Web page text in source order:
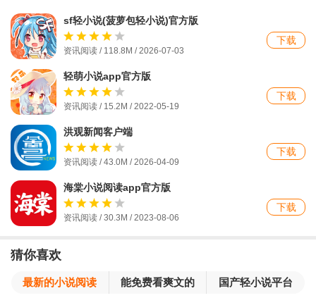
sf轻小说(菠萝包轻小说)官方版
资讯阅读 / 118.8M / 2026-07-03
下载
轻萌小说app官方版
资讯阅读 / 15.2M / 2022-05-19
下载
洪观新闻客户端
资讯阅读 / 43.0M / 2026-04-09
下载
海棠小说阅读app官方版
资讯阅读 / 30.3M / 2023-08-06
下载
猜你喜欢
最新的小说阅读
能免费看爽文的
国产轻小说平台